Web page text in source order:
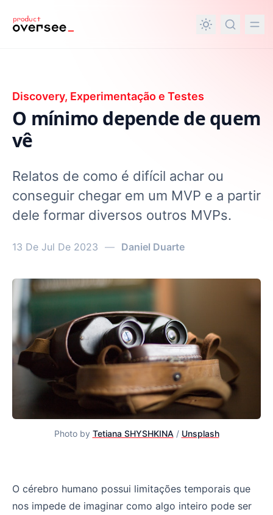
principal
Discovery, Experimentação e Testes
O mínimo depende de quem
vê
Relatos de como é difícil achar ou
conseguir chegar em um MVP e a partir
dele formar diversos outros MVPs.
13 De Jul De 2023 — Daniel Duarte
Photo by Tetiana SHYSHKINA / Unsplash
O mínimo depende de quem vê
O cérebro humano possui limitações temporais que
nos impede de imaginar como algo inteiro pode ser